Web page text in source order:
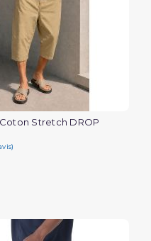
Stretch DROP